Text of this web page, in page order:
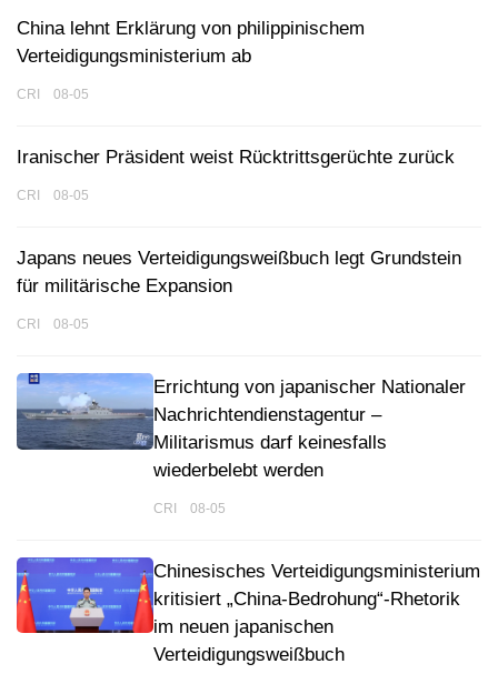
China lehnt Erklärung von philippinischem
Verteidigungsministerium ab
CRI 08-05
Iranischer Präsident weist Rücktrittsgerüchte zurück
CRI 08-05
Japans neues Verteidigungsweißbuch legt Grundstein
für militärische Expansion
CRI 08-05
Errichtung von japanischer Nationaler
Nachrichtendienstagentur –
Militarismus darf keinesfalls
wiederbelebt werden
CRI 08-05
Chinesisches Verteidigungsministerium
kritisiert „China-Bedrohung“-Rhetorik
im neuen japanischen
Verteidigungsweißbuch